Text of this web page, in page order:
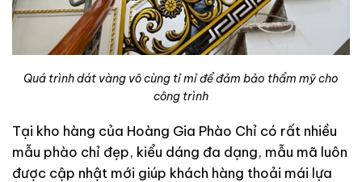
Quá trình dát vàng vô cùng tỉ mỉ để đảm bảo thẩm mỹ cho
công trình
Tại kho hàng của Hoàng Gia Phào Chỉ có rất nhiều
mẫu phào chỉ đẹp, kiểu dáng đa dạng, mẫu mã luôn
được cập nhật mới giúp khách hàng thoải mái lựa